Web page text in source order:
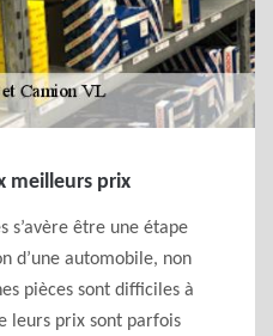
meilleurs prix
s’avère être une étape
d’une automobile, non
pièces sont difficiles à
leurs prix sont parfois